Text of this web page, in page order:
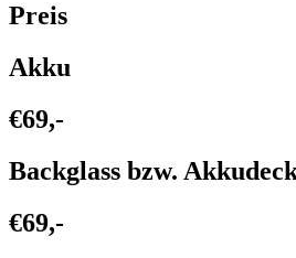
Preis
Akku
€69,-
Backglass bzw.
€69,-